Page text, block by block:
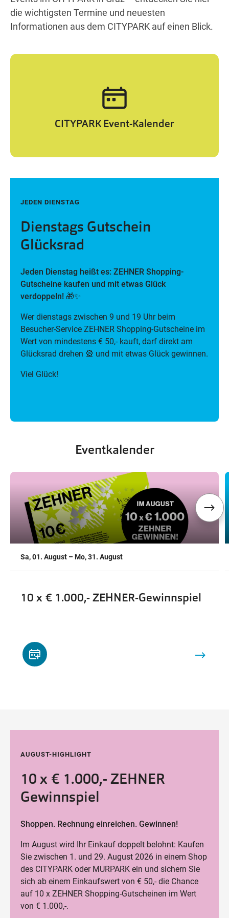
Wegbeschreibung
die wichtigsten Termine und neuesten
Informationen aus dem CITYPARK auf einen Blick.
CITYPARK Event-Kalender
statt statt statt
finden Veranstaltungen statt
Tag finden Veranstaltungen statt
JEDEN DIENSTAG
Dienstags Gutschein
Glücksrad
Jeden Dienstag heißt es: ZEHNER Shopping-
Gutscheine kaufen und mit etwas Glück
verdoppeln! 🎁✨
Wer dienstags zwischen 9 und 19 Uhr beim
Besucher-Service ZEHNER Shopping-Gutscheine im
Wert von mindestens € 50,- kauft, darf direkt am
Glücksrad drehen 🎡 und mit etwas Glück gewinnen.
Viel Glück!
Eventkalender
,
Sa, 01. August – Mo, 31. August
10 x € 1.000,- ZEHNER-Gewinnspiel
,
AUGUST-HIGHLIGHT
10 x € 1.000,- ZEHNER
Gewinnspiel
Shoppen. Rechnung einreichen. Gewinnen!
Im August wird Ihr Einkauf doppelt belohnt: Kaufen
Sie zwischen 1. und 29. August 2026 in einem Shop
des CITYPARK oder MURPARK ein und sichern Sie
sich ab einem Einkaufswert von € 50,- die Chance
auf 10 x ZEHNER Shopping-Gutscheinen im Wert
von € 1.000,-.